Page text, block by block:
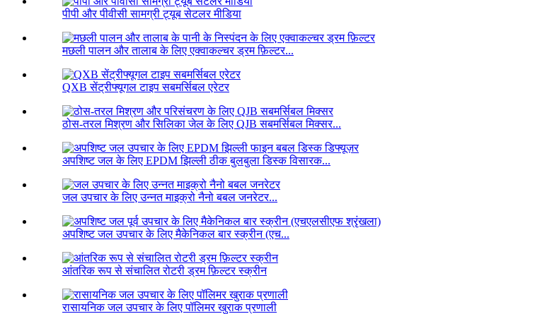
पीपी और पीवीसी सामग्री ट्यूब सेटलर मीडिया
मछली पालन और तालाब के लिए एक्वाकल्चर ड्रम फ़िल्टर...
QXB सेंट्रीफ्यूगल टाइप सबमर्सिबल एरेटर
ठोस-तरल मिश्रण और सिलिका जेल के लिए QJB सबमर्सिबल मिक्सर...
अपशिष्ट जल के लिए EPDM झिल्ली ठीक बुलबुला डिस्क विसारक...
जल उपचार के लिए उन्नत माइक्रो नैनो बबल जनरेटर...
अपशिष्ट जल उपचार के लिए मैकेनिकल बार स्क्रीन (एच...
आंतरिक रूप से संचालित रोटरी ड्रम फ़िल्टर स्क्रीन
रासायनिक जल उपचार के लिए पॉलिमर खुराक प्रणाली